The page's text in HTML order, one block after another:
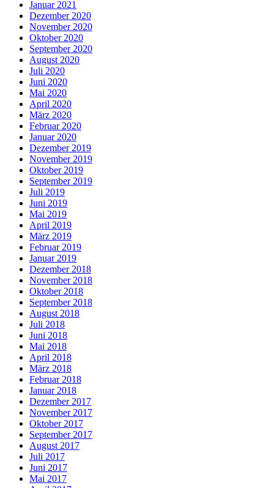
Januar 2021
Dezember 2020
November 2020
Oktober 2020
September 2020
August 2020
Juli 2020
Juni 2020
Mai 2020
April 2020
März 2020
Februar 2020
Januar 2020
Dezember 2019
November 2019
Oktober 2019
September 2019
Juli 2019
Juni 2019
Mai 2019
April 2019
März 2019
Februar 2019
Januar 2019
Dezember 2018
November 2018
Oktober 2018
September 2018
August 2018
Juli 2018
Juni 2018
Mai 2018
April 2018
März 2018
Februar 2018
Januar 2018
Dezember 2017
November 2017
Oktober 2017
September 2017
August 2017
Juli 2017
Juni 2017
Mai 2017